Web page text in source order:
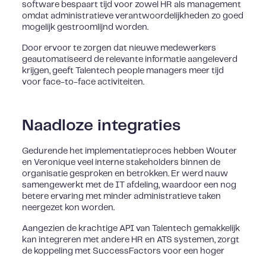
software bespaart tijd voor zowel HR als management
omdat administratieve verantwoordelijkheden zo goed
mogelijk gestroomlijnd worden.
Door ervoor te zorgen dat nieuwe medewerkers
geautomatiseerd de relevante informatie aangeleverd
krijgen, geeft Talentech people managers meer tijd
voor face-to-face activiteiten.
Naadloze integraties
Gedurende het implementatieproces hebben Wouter
en Veronique veel interne stakeholders binnen de
organisatie gesproken en betrokken. Er werd nauw
samengewerkt met de IT afdeling, waardoor een nog
betere ervaring met minder administratieve taken
neergezet kon worden.
Aangezien de krachtige API van Talentech gemakkelijk
kan integreren met andere HR en ATS systemen, zorgt
de koppeling met SuccessFactors voor een hoger